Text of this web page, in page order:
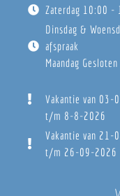
Zaterdag 10:00 -
Dinsdag &
afspraak
Maandag Gesloten
Vakantie van 03-
t/m 8-8-2026
Vakantie van 21-
t/m 26-09-2026